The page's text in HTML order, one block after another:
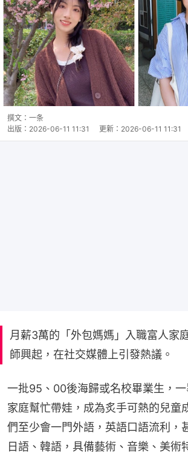
撰文： 一条
出版： 2026-06-11 11:31 更新： 2026-06-11 11:31
月薪3萬的「外包媽媽」入職富人家
師興起，在社交媒體上引發熱議。
一批95、00後海歸或名校畢業生，
家庭幫忙帶娃，成為炙手可熱的兒童
們至少會一門外語，英語口語流利，
日語、韓語，具備藝術、音樂、美術